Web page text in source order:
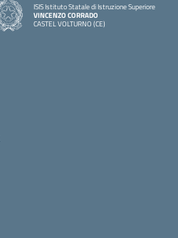
ISIS Istituto Statale di Istruzione Superiore
VINCENZO CORRADO
CASTEL VOLTURNO (CE)